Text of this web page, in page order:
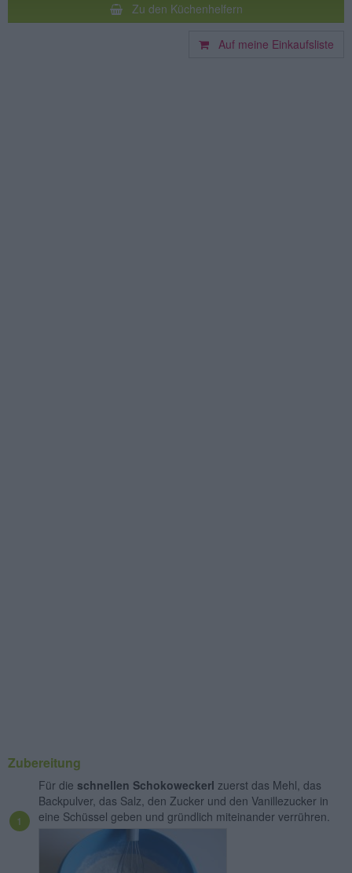
Zu den Küchenhelfern
Auf meine Einkaufsliste
Zubereitung
Für die schnellen Schokoweckerl zuerst das Mehl, das
Backpulver, das Salz, den Zucker und den Vanillezucker in
eine Schüssel geben und gründlich miteinander verrühren.